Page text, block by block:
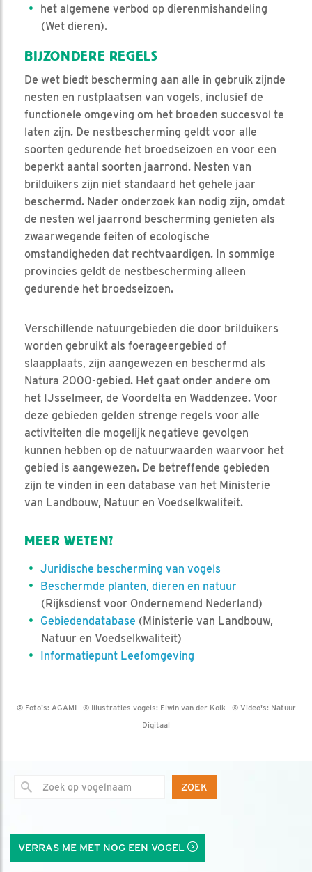
het algemene verbod op dierenmishandeling
(Wet dieren).
BIJZONDERE REGELS
De wet biedt bescherming aan alle in gebruik zijnde
nesten en rustplaatsen van vogels, inclusief de
functionele omgeving om het broeden succesvol te
laten zijn. De nestbescherming geldt voor alle
soorten gedurende het broedseizoen en voor een
beperkt aantal soorten jaarrond. Nesten van
brilduikers zijn niet standaard het gehele jaar
beschermd. Nader onderzoek kan nodig zijn, omdat
de nesten wel jaarrond bescherming genieten als
zwaarwegende feiten of ecologische
omstandigheden dat rechtvaardigen. In sommige
provincies geldt de nestbescherming alleen
gedurende het broedseizoen.
Verschillende natuurgebieden die door brilduikers
worden gebruikt als foerageergebied of
slaapplaats, zijn aangewezen en beschermd als
Natura 2000-gebied. Het gaat onder andere om
het IJsselmeer, de Voordelta en Waddenzee. Voor
deze gebieden gelden strenge regels voor alle
activiteiten die mogelijk negatieve gevolgen
kunnen hebben op de natuurwaarden waarvoor het
gebied is aangewezen. De betreffende gebieden
zijn te vinden in een database van het Ministerie
van Landbouw, Natuur en Voedselkwaliteit.
MEER WETEN?
Juridische bescherming van vogels
Beschermde planten, dieren en natuur
(Rijksdienst voor Ondernemend Nederland)
Gebiedendatabase (Ministerie van Landbouw,
Natuur en Voedselkwaliteit)
Informatiepunt Leefomgeving
© Foto's: AGAMI© Illustraties vogels: Elwin van der Kolk© Video's: Natuur
Digitaal
ZOEK
VERRAS ME MET NOG EEN VOGEL